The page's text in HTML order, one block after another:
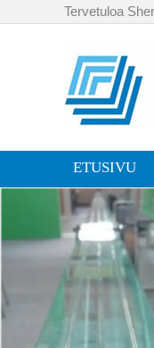
Tervetuloa
ETUSIVU